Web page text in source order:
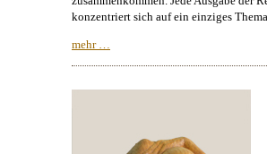
konzentriert sich auf ein einziges
mehr …